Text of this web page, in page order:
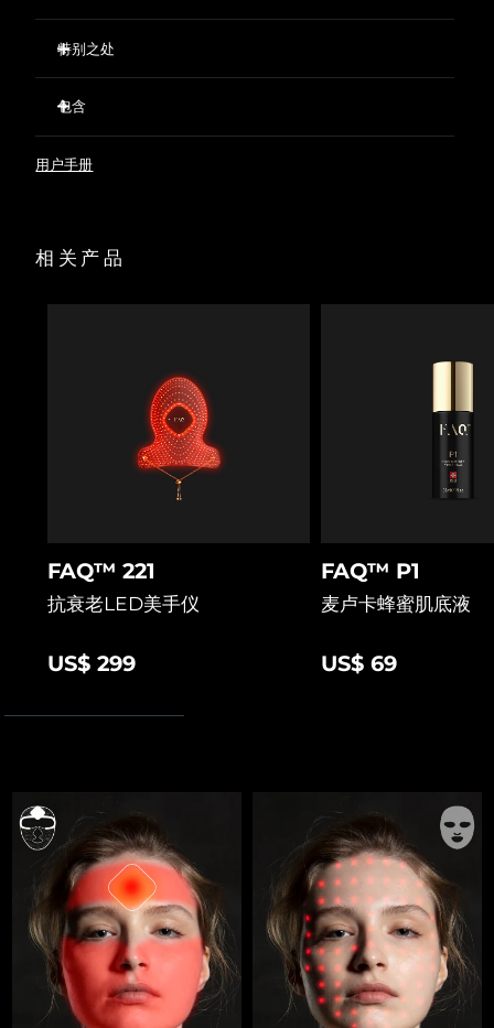
特别之处
经临床验证，仅需两周即可显著改善肌肤紧致度和弹性。
短短两周内，痘痘减少 48%，皮脂减少 18%。
623 个光点精准分布，确保光线均匀覆盖。
预先准备并进行打底，优化LED光疗效果，同时支持肌肤屏
障。
包含
FAQ™ Red Light Peptide Serum
收纳袋
用户手册
相关产品
FAQ™ 221
抗衰老LED美手仪
US$ 299
FAQ™ P1
麦卢卡蜂蜜肌底液
US$ 69